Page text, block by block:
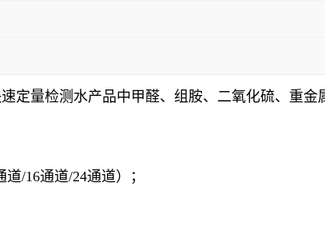
定量检测水产品中甲醛、组胺、二氧化硫、重
道/16通道/24通道）；